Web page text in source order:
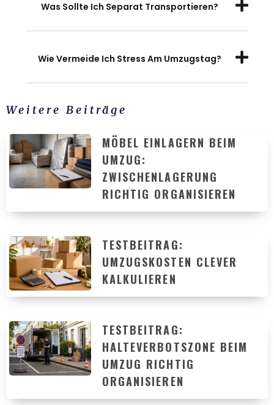
Was Sollte Ich Separat Transportieren?
Wie Vermeide Ich Stress Am Umzugstag?
Weitere Beiträge
MÖBEL EINLAGERN BEIM
UMZUG:
ZWISCHENLAGERUNG
RICHTIG ORGANISIEREN
TESTBEITRAG:
UMZUGSKOSTEN CLEVER
KALKULIEREN
TESTBEITRAG:
HALTEVERBOTSZONE BEIM
UMZUG RICHTIG
ORGANISIEREN